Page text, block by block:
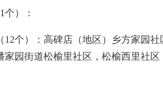
个）：
12个）：高碑店（地区）乡方家园
家园街道松榆里社区，松榆西里社